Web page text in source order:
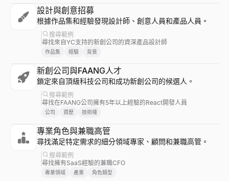
設計與創意招募
根據作品集和經驗發現設計師、創意人員和產品人員。
搜尋範例
尋找來自YC支持的新創公司的資深產品設計師
作品集 經驗 背景
新創公司與FAANG人才
鎖定來自頂級科技公司和成功新創公司的候選人。
搜尋範例
尋找在FAANG公司擁有5年以上經驗的React開發人員
公司 資歷 技術棧
專業角色與兼職高管
尋找滿足特定需求的細分領域專家、顧問和兼職高管。
搜尋範例
尋找擁有SaaS經驗的兼職CFO
專業領域 產業 角色類型